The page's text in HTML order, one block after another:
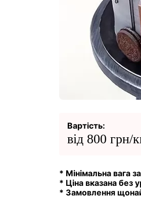
Вартість:
від 800 грн/
* Мінімальна вага
* Ціна вказана без
* Замовлення